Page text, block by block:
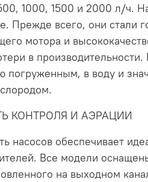
1000, 1500 и 2000 л/ч.
Прежде всего, они стали
мотора и
в
погруженным, в воду и
КОНТРОЛЯ И АЭРАЦИИ
насосов обеспечивает
Все модели
на выходном